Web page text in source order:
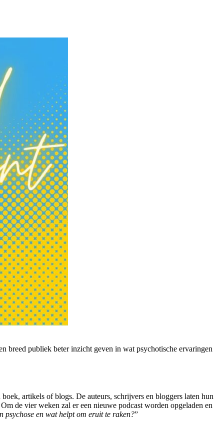
breed publiek beter inzicht geven in wat psychotische ervaringen
artikels of blogs. De auteurs, schrijvers en bloggers laten hun
de vier weken zal er een nieuwe podcast worden opgeladen en
psychose en wat helpt om eruit te raken?”